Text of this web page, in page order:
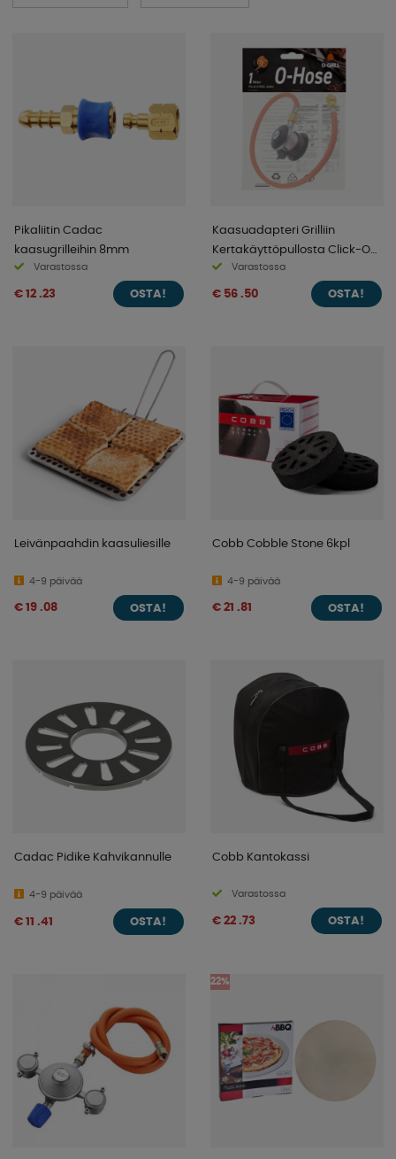
Pikaliitin Cadac
kaasugrilleihin 8mm
Varastossa
€ 12 .23 OSTA!
Kaasuadapteri Grilliin
Kertakäyttöpullosta Click-On
30mbar
Varastossa
€ 56 .50 OSTA!
Leivänpaahdin kaasuliesille
4-9 päivää
€ 19 .08 OSTA!
Cobb Cobble Stone 6kpl
4-9 päivää
€ 21 .81 OSTA!
Cadac Pidike Kahvikannulle
4-9 päivää
€ 11 .41 OSTA!
Cobb Kantokassi
Varastossa
€ 22 .73 OSTA!
22%